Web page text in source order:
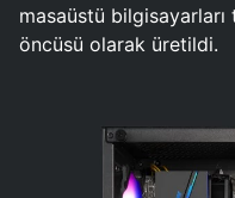
masaüstü bilgisayarları
öncüsü olarak üretildi.